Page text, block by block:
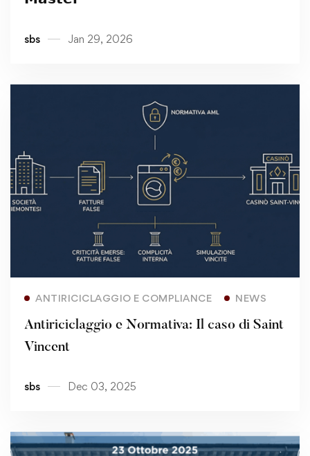
sbs Jan 29, 2026
ANTIRICICLAGGIO E COMPLIANCE NEWS
Antiriciclaggio e Normativa: Il caso di Saint
Vincent
sbs Dec 03, 2025